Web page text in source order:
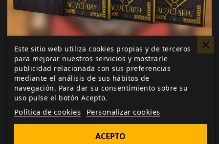
Con respecto a los peligros más allá del combate,
los personajes podrán ahora sufrir por ácidos
(vitriolos), diferenciados según su intensidad, y
podrán padecer nuevas enfermedades, como la
pleuresía o el tabardillo. También hacen su aparición
nuevos venenos, como el blanco de plomo o la
Este sitio web utiliza cookies propias y de terceros
para mejorar nuestros servicios y mostrarle
publicidad relacionada con sus preferencias
mediante el análisis de sus hábitos de
navegación. Para dar su consentimiento sobre su
uso pulse el botón Acepto.
Política de cookies Personalizar cookies
ACEPTO